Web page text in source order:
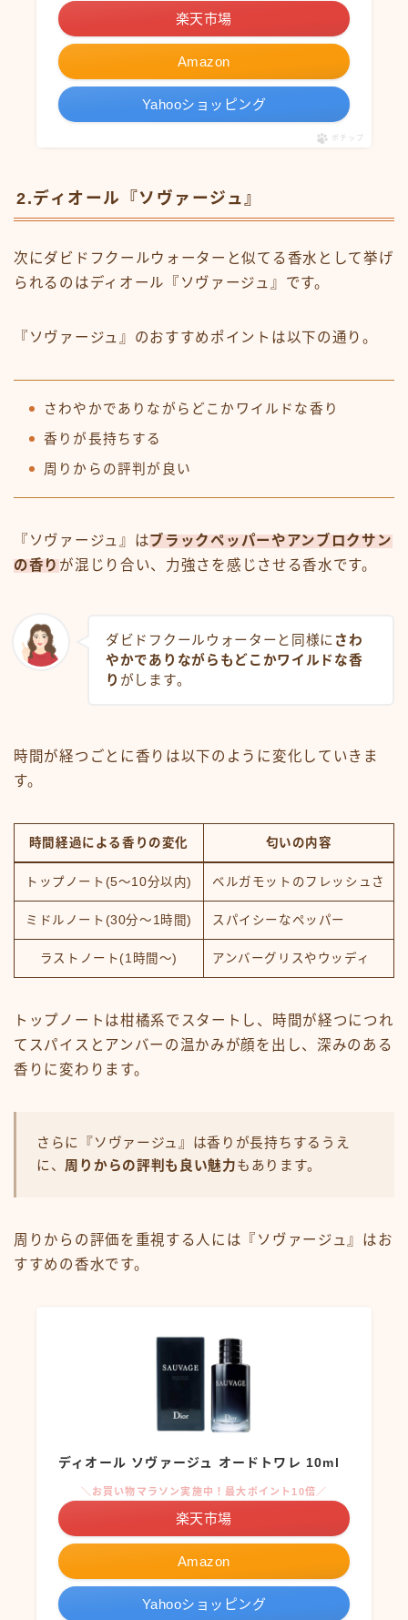
Amazon
楽天市場
Yahooショッピング
ポチップ
2.ディオール『ソヴァージュ』
次にダビドフクールウォーターと似てる香水として挙げ
られるのはディオール『ソヴァージュ』です。
『ソヴァージュ』のおすすめポイントは以下の通り。
さわやかでありながらどこかワイルドな香り
香りが長持ちする
周りからの評判が良い
『ソヴァージュ』はブラックペッパーやアンブロクサン
の香り が混じり合い、力強さを感じさせる香水です。
ダビドフクールウォーターと同様に さわ
やかでありながらもどこかワイルドな香
り がします。
時間が経つごとに香りは以下のように変化していきま
す。
時間経過による香りの変化 匂いの内容
トップノート(5～10分以内) ベルガモットのフレッシュさ
ミドルノート(30分～1時間) スパイシーなペッパー
ラストノート(1時間～) アンバーグリスやウッディ
トップノートは柑橘系でスタートし、時間が経つにつれ
てスパイスとアンバーの温かみが顔を出し、深みのある
香りに変わります。
さらに『ソヴァージュ』は香りが長持ちするうえ
に、 周りからの評判も良い魅力もあります。
周りからの評価を重視する人には『ソヴァージュ』はお
すすめの香水です。
ディオール ソヴァージュ オードトワレ 10ml
Amazon
＼お買い物マラソン実施中！最大ポイント10倍／
楽天市場
Yahooショッピング